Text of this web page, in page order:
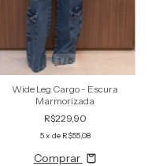
1/5
Wide Leg Cargo - Escura
Marmorizada
R$229,90
5x de R$55,08
Comprar